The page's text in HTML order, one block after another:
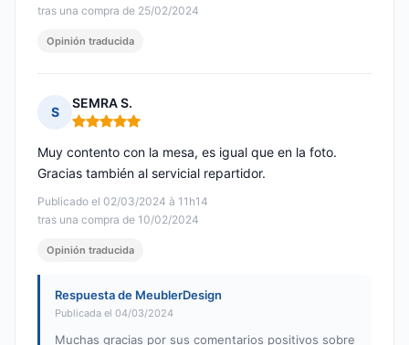
tras una compra de 25/02/2024
Opinión traducida
S
SEMRA S.
Nota: 5 de 5
Publicado el 02/03/2024 à 11h14
tras una compra de 10/02/2024
Muy contento con la mesa, es igual que en la foto.
Gracias también al servicial repartidor.
Opinión traducida
Respuesta de MeublerDesign
Publicada el 04/03/2024
Muchas gracias por sus comentarios positivos sobre